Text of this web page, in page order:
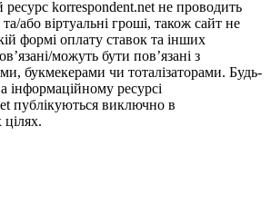
korrespondent.net не проводить
та/або віртуальні гроші, також сайт не
формі оплату ставок та інших
можуть бути пов’язані з
букмекерами чи тоталізаторами. Будь-
інформаційному ресурсі
публікуються виключно в